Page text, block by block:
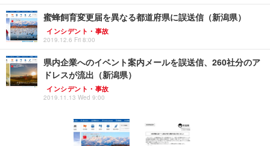
蜜蜂飼育変更届を異なる都道府県に誤送信（新潟県）
インシデント・事故
2019.12.6 Fri 8:00
県内企業へのイベント案内メールを誤送信、260社分のア
ドレスが流出（新潟県）
インシデント・事故
2019.11.13 Wed 9:00